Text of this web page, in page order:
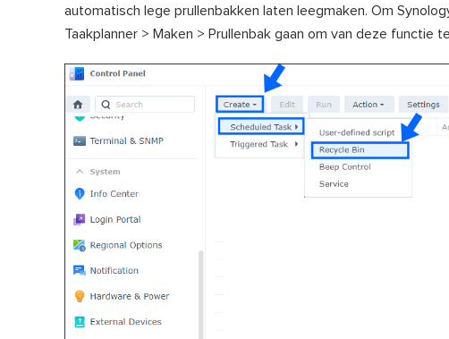
automatisch lege prullenbakken laten leegmaken. Om
Taakplanner > Maken > Prullenbak gaan om van deze functie